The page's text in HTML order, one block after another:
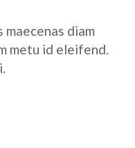
diam
metu id eleifend.